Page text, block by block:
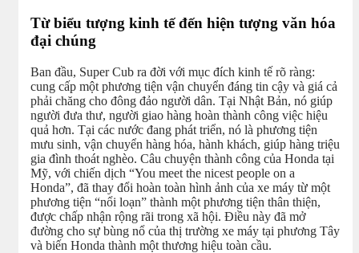
Từ biểu tượng kinh tế đến hiện tượng văn hóa
đại chúng
Ban đầu, Super Cub ra đời với mục đích kinh tế rõ ràng:
cung cấp một phương tiện vận chuyển đáng tin cậy và giá cả
phải chăng cho đông đảo người dân. Tại Nhật Bản, nó giúp
người đưa thư, người giao hàng hoàn thành công việc hiệu
quả hơn. Tại các nước đang phát triển, nó là phương tiện
mưu sinh, vận chuyển hàng hóa, hành khách, giúp hàng triệu
gia đình thoát nghèo. Câu chuyện thành công của Honda tại
Mỹ, với chiến dịch “You meet the nicest people on a
Honda”, đã thay đổi hoàn toàn hình ảnh của xe máy từ một
phương tiện “nổi loạn” thành một phương tiện thân thiện,
được chấp nhận rộng rãi trong xã hội. Điều này đã mở
đường cho sự bùng nổ của thị trường xe máy tại phương Tây
và biến Honda thành một thương hiệu toàn cầu.